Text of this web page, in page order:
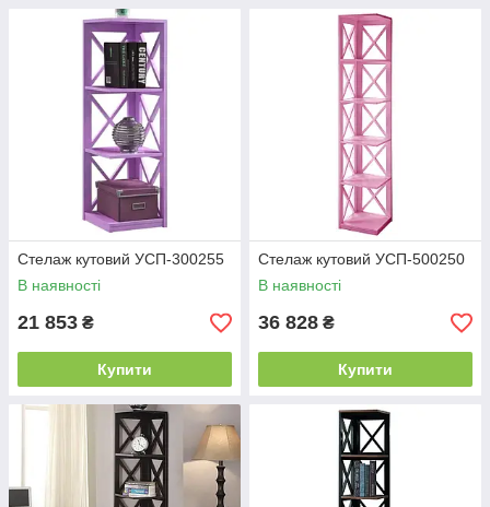
Стелаж кутовий УСП-300255
В наявності
21 853 ₴
Купити
Стелаж кутовий УСП-500250
В наявності
36 828 ₴
Купити